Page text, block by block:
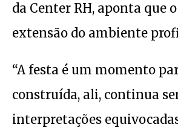
da Center RH, aponta que
extensão do ambiente
“A festa é um momento
construída, ali, continua
interpretações